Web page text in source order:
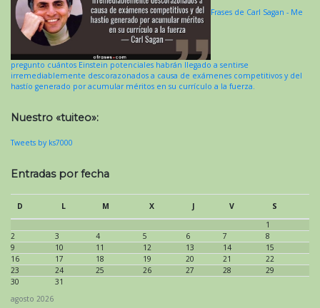
Frases de Carl Sagan - Me
pregunto cuántos Einstein potenciales habrán llegado a sentirse
irremediablemente descorazonados a causa de exámenes competitivos y del
hastío generado por acumular méritos en su currículo a la fuerza.
Nuestro «tuiteo»:
Tweets by ks7000
Entradas por fecha
agosto 2026
D L M X J V
S
1
2
3 4 5 6 7
8
9
10 11 12 13 14
15
16
17 18 19 20 21
22
23
24 25 26 27 28
29
30
31